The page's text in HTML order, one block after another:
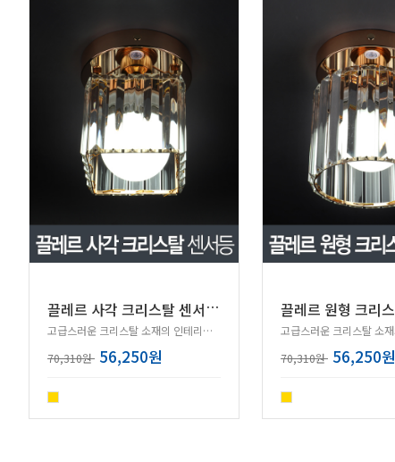
끌
레르 사각 크리스탈 센서등 (골드)
고급스러운 크리스탈 소재의 인테리어 조명 센서등!
70,310원 56,250원
70,310원 56,250원